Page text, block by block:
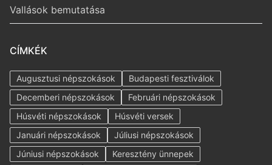
Vallások bemutatása
CÍMKÉK
Augusztusi népszokások
Budapesti fesztiválok
Decemberi népszokások
Februári népszokások
Húsvéti népszokások
Húsvéti versek
Januári népszokások
Júliusi népszokások
Júniusi népszokások
Keresztény ünnepek